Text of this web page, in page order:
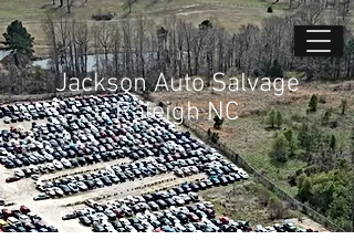
Jackson Auto Salvage
Raleigh NC